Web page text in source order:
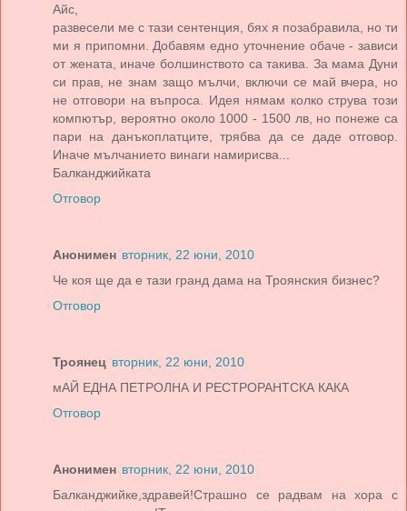
Айс,
развесели ме с тази сентенция, бях я позабравила, но ти
ми я припомни. Добавям едно уточнение обаче - зависи
от жената, иначе болшинството са такива. За мама Дуни
си прав, не знам защо мълчи, включи се май вчера, но
не отговори на въпроса. Идея нямам колко струва този
компютър, вероятно около 1000 - 1500 лв, но понеже са
пари на данъкоплатците, трябва да се даде отговор.
Иначе мълчанието винаги намирисва...
Балканджийката
Отговор
Анонимен вторник, 22 юни, 2010
Че коя ще да е тази гранд дама на Троянския бизнес?
Отговор
Троянец вторник, 22 юни, 2010
мАЙ ЕДНА ПЕТРОЛНА И РЕСТРОРАНТСКА КАКА
Отговор
Анонимен вторник, 22 юни, 2010
Балканджийке,здравей!Страшно се радвам на хора с